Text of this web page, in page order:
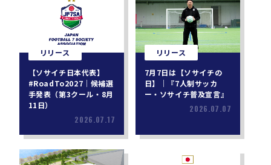
リリース
【ソサイチ日本代表】
#RoadTo2027｜候補選
手発表（第3クール・8月
11日）
2026.07.17
リリース
7月7日は【ソサイチの
日】｜『7人制サッカ
ー・ソサイチ普及宣言』
2026.07.07